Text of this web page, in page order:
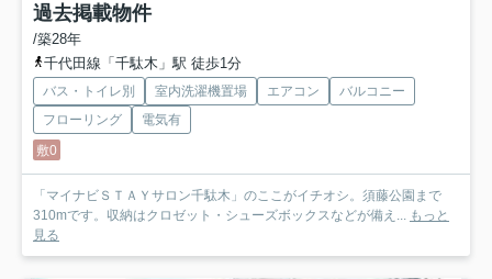
過去掲載物件
/築28年
千代田線「千駄木」駅 徒歩1分
バス・トイレ別 室内洗濯機置場 エアコン
バルコニー
フローリング
電気有
敷0
「マイナビＳＴＡＹサロン千駄木」のここがイチオシ。須藤公園まで
310mです。収納はクロゼット・シューズボックスなどが備え... もっと
見る